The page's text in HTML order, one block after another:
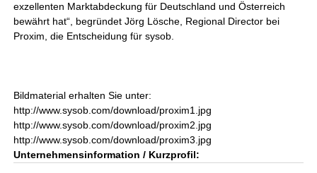
exzellenten Marktabdeckung für Deutschland und Österreich
bewährt hat“, begründet Jörg Lösche, Regional Director bei
Proxim, die Entscheidung für sysob.
Bildmaterial erhalten Sie unter:
http://www.sysob.com/download/proxim1.jpg
http://www.sysob.com/download/proxim2.jpg
http://www.sysob.com/download/proxim3.jpg
Unternehmensinformation / Kurzprofil: